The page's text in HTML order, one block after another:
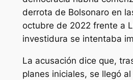
derrota de Bolsonaro en
octubre de 2022 frente a
investidura se intentaba
La acusación dice que,
planes iniciales, se llegó